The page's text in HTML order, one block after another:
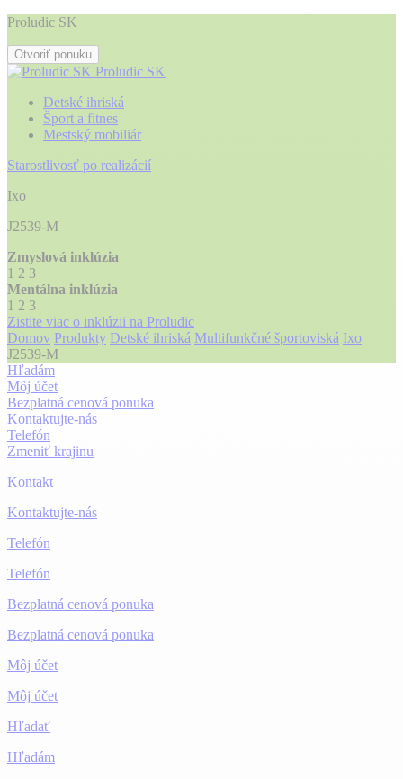
Proludic SK
Otvoriť ponuku
Proludic SK
Detské ihriská
Šport a fitnes
Mestský mobiliár
Starostlivosť po realizácií
Ixo
J2539-M
Zmyslová inklúzia
1 2 3
Mentálna inklúzia
1 2 3
Zistite viac o inklúzii na Proludic
Domov Produkty Detské ihriská Multifunkčné športoviská Ixo
J2539-M
Hľadám
Môj účet
Bezplatná cenová ponuka
Kontaktujte-nás
Telefón
Zmeniť krajinu
Kontakt
Kontaktujte-nás
Telefón
Telefón
Bezplatná cenová ponuka
Bezplatná cenová ponuka
Môj účet
Môj účet
Hľadať
Hľadám